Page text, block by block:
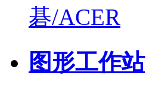
图形工作站